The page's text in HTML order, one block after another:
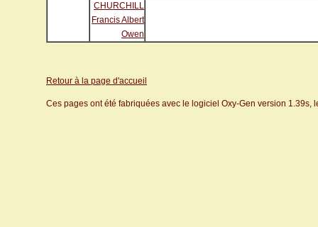
CHURCHILL
Francis Albert
Owen
Retour à la page d'accueil
Ces pages ont été fabriquées avec le logiciel Oxy-Gen version 1.39s,